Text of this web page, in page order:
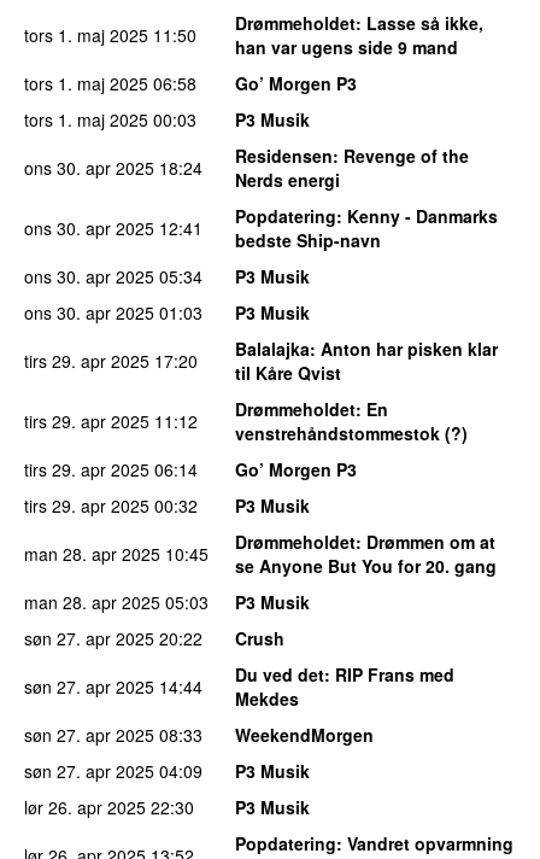
tors 1. maj 2025 11:50 Drømmeholdet: Lasse så ikke,
han var ugens side 9 mand
tors 1. maj 2025 06:58
Go’ Morgen P3
tors 1. maj 2025 00:03
P3 Musik
ons 30. apr 2025 18:24 Residensen: Revenge of the
Nerds energi
ons 30. apr 2025 12:41 Popdatering: Kenny - Danmarks
bedste Ship-navn
ons 30. apr 2025 05:34
P3 Musik
ons 30. apr 2025 01:03
P3 Musik
tirs 29. apr 2025 17:20 Balalajka: Anton har pisken klar
til Kåre Qvist
tirs 29. apr 2025 11:12 Drømmeholdet: En
venstrehåndstommestok (?)
tirs 29. apr 2025 06:14
Go’ Morgen P3
tirs 29. apr 2025 00:32
P3 Musik
man 28. apr 2025 10:45 Drømmeholdet: Drømmen om at
se Anyone But You for 20. gang
man 28. apr 2025 05:03
P3 Musik
søn 27. apr 2025 20:22
Crush
søn 27. apr 2025 14:44 Du ved det: RIP Frans med
Mekdes
søn 27. apr 2025 08:33
WeekendMorgen
søn 27. apr 2025 04:09
P3 Musik
lør 26. apr 2025 22:30
P3 Musik
Popdatering: Vandret opvarmning